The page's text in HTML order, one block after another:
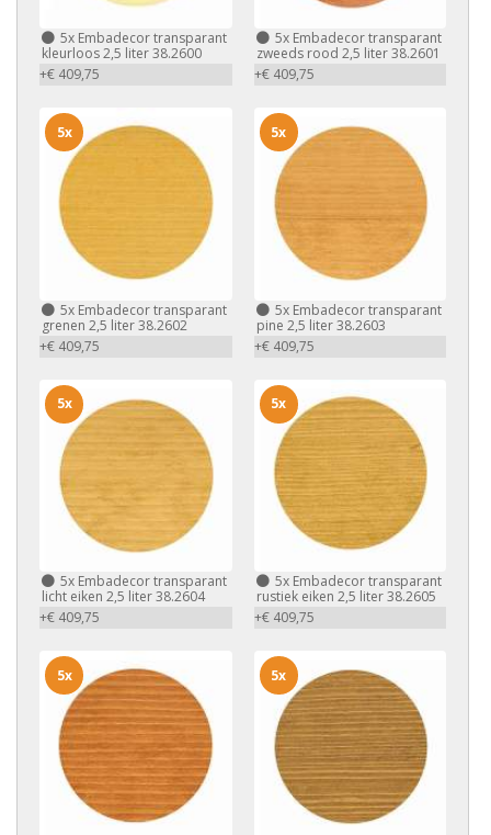
5x Embadecor transparant
kleurloos 2,5 liter 38.2600
+€ 409,75
5xEmbadecor transparant
zweeds rood 2,5 liter 38.2601
+€ 409,75
5x Embadecor transparant
grenen 2,5 liter 38.2602
+€ 409,75
5x
5xEmbadecor transparant
pine 2,5 liter 38.2603
+€ 409,75
5x
5x Embadecor transparant
licht eiken 2,5 liter 38.2604
+€ 409,75
5x
5xEmbadecor transparant
rustiek eiken 2,5 liter 38.2605
+€ 409,75
5x
5x 5x